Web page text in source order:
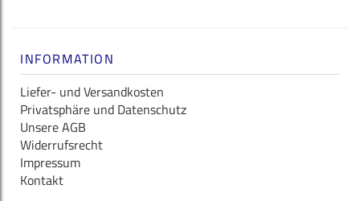
INFORMATION
Liefer- und Versandkosten
Privatsphäre und Datenschutz
Unsere AGB
Widerrufsrecht
Impressum
Kontakt